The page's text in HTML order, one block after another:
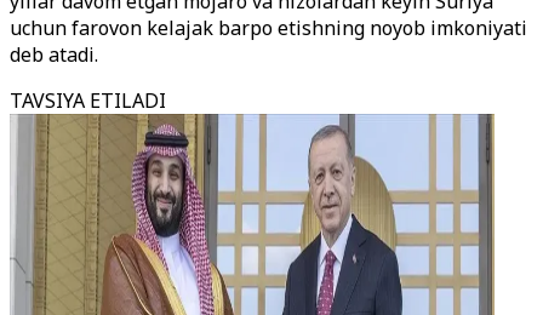
uchun farovon kelajak barpo etishning noyob imkoniyati
deb atadi.
TAVSIYA ETILADI